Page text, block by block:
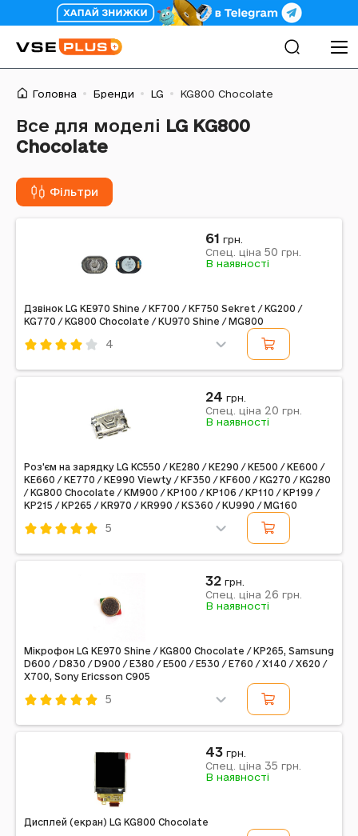
Головна Бренди LG KG800 Chocolate
Все для моделі LG KG800
Chocolate
Фільтри
Дзвінок LG KE970 Shine / KF700 / KF750 Sekret / KG200 /
KG770 / KG800 Chocolate / KU970 Shine / MG800
4
61 грн.
Спец. ціна 50 грн.
В наявності
Роз'єм на зарядку LG KC550 / KE280 / KE290 / KE500 / KE600 /
KE660 / KE770 / KE990 Viewty / KF350 / KF600 / KG270 / KG280
/ KG800 Chocolate / KM900 / KP100 / KP106 / KP110 / KP199 /
KP215 / KP265 / KR970 / KR990 / KS360 / KU990 / MG160
5
24 грн.
Спец. ціна 20 грн.
В наявності
Мікрофон LG KE970 Shine / KG800 Chocolate / KP265, Samsung
D600 / D830 / D900 / E380 / E500 / E530 / E760 / X140 / X620 /
X700, Sony Ericsson C905
5
32 грн.
Спец. ціна 26 грн.
В наявності
Дисплей (екран) LG KG800 Chocolate
43 грн.
Спец. ціна 35 грн.
В наявності